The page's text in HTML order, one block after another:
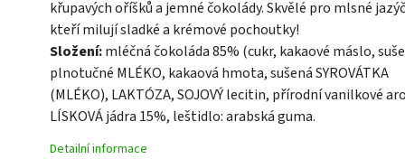
křupavých oříšků a jemné čokolády. Skvělé pro mlsné
kteří milují sladké a krémové pochoutky!
Složení:mléčná čokoláda 85% (cukr, kakaové máslo,
plnotučné MLÉKO, kakaová hmota, sušená SYROVÁTKA
(MLÉKO), LAKTÓZA, SOJOVÝ lecitin, přírodní vanilkové
LÍSKOVÁ jádra 15%, leštidlo: arabská guma.
Detailní informace